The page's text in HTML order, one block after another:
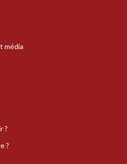
média
?
?